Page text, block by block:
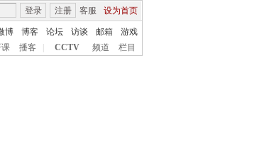
客服 设为首页
登录 注册
博 博客 论坛 访谈 邮箱
游戏
播客 CCTV 频道 栏目